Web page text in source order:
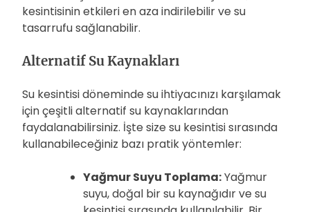
kesintisinin etkileri en aza indirilebilir ve su
tasarrufu sağlanabilir.
Alternatif Su Kaynakları
Su kesintisi döneminde su ihtiyacınızı karşılamak
için çeşitli alternatif su kaynaklarından
faydalanabilirsiniz. İşte size su kesintisi sırasında
kullanabileceğiniz bazı pratik yöntemler:
Yağmur Suyu Toplama:Yağmur
suyu, doğal bir su kaynağıdır ve su